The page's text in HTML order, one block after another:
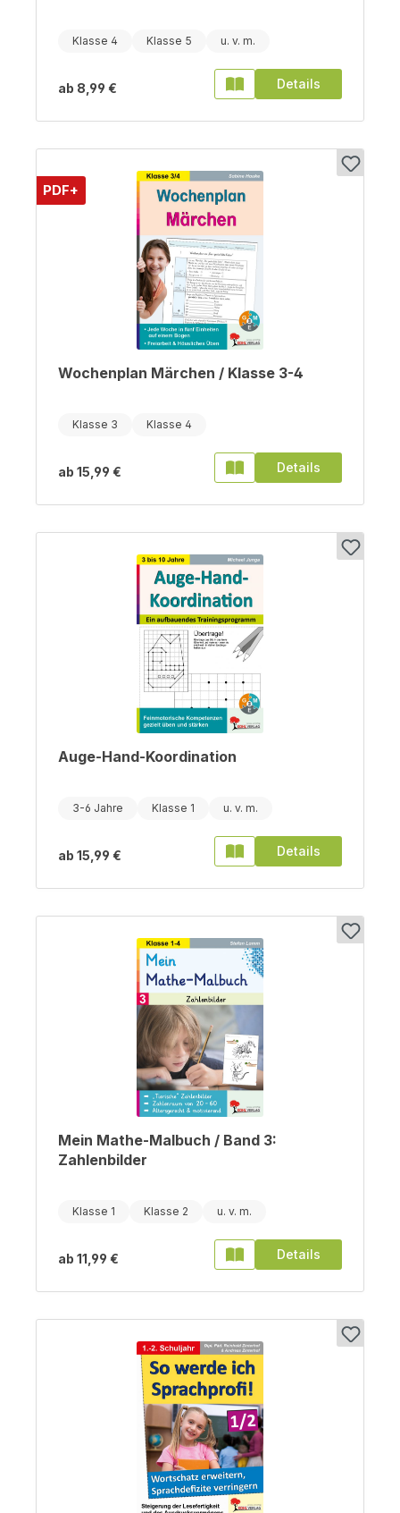
Klasse 4 Klasse 5
ab 8,99 € Details
PDF+
Wochenplan Märchen / Klasse 3-4
Klasse 3 Klasse 4
ab 15,99 € Details
Auge-Hand-Koordination
3-6 Jahre Klasse 1
ab 15,99 € Details
Mein Mathe-Malbuch / Band 3:
Zahlenbilder
Klasse 1 Klasse 2
ab 11,99 € Details